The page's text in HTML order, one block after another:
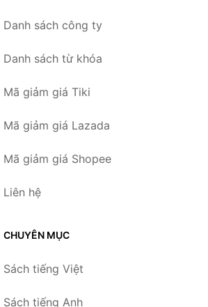
Danh sách công ty
Danh sách từ khóa
Mã giảm giá Tiki
Mã giảm giá Lazada
Mã giảm giá Shopee
Liên hệ
CHUYÊN MỤC
Sách tiếng Việt
Sách tiếng Anh